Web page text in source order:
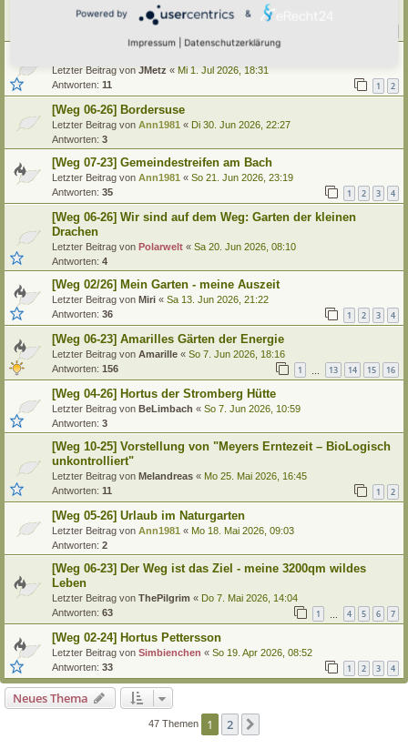
Letzter Beitrag von Grevenstein«Sa 4. Jul 2026, 07:29
Letzter Beitrag von JMetz « Mi 1. Jul 2026, 18:31
Antworten: 11 1 2
[Weg 06-26] Bordersuse
Letzter Beitrag von Ann1981 « Di 30. Jun 2026, 22:27
Antworten: 3
[Weg 07-23] Gemeindestreifen am Bach
Letzter Beitrag von Ann1981 « So 21. Jun 2026, 23:19
Antworten: 35 1 2 3 4
[Weg 06-26] Wir sind auf dem Weg: Garten der kleinen
Drachen
Letzter Beitrag von Polarwelt « Sa 20. Jun 2026, 08:10
Antworten: 4
[Weg 02/26] Mein Garten - meine Auszeit
Letzter Beitrag von Miri « Sa 13. Jun 2026, 21:22
Antworten: 36 1 2 3 4
[Weg 06-23] Amarilles Gärten der Energie
Letzter Beitrag von Amarille « So 7. Jun 2026, 18:16
Antworten: 156 1 13 14 15 16
[Weg 04-26] Hortus der Stromberg Hütte
Letzter Beitrag von BeLimbach « So 7. Jun 2026, 10:59
Antworten: 3
[Weg 10-25] Vorstellung von "Meyers Erntezeit – BioLogisch
unkontrolliert"
Letzter Beitrag von Melandreas « Mo 25. Mai 2026, 16:45
Antworten: 11 1 2
[Weg 05-26] Urlaub im Naturgarten
Letzter Beitrag von Ann1981 « Mo 18. Mai 2026, 09:03
Antworten: 2
[Weg 06-23] Der Weg ist das Ziel - meine 3200qm wildes
Leben
Letzter Beitrag von ThePilgrim « Do 7. Mai 2026, 14:04
Antworten: 63 1 4 5 6 7
[Weg 02-24] Hortus Pettersson
Letzter Beitrag von Simbienchen « So 19. Apr 2026, 08:52
Antworten: 33 1 2 3 4
Neues Thema
47 Themen 1 2
Powered by &
Impressum Datenschutzerklärung